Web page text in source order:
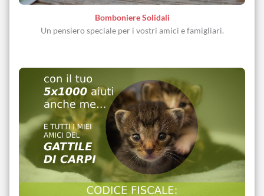
Bomboniere Solidali
Un pensiero speciale per i vostri amici e famigliari.